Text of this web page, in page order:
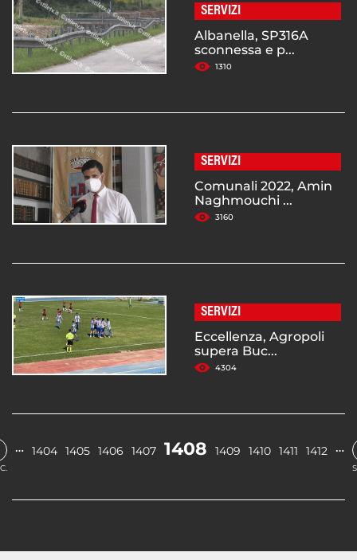
SERVIZI
Albanella, SP316A
sconnessa e p...
1310
SERVIZI
Comunali 2022, Amin
Naghmouchi ...
3160
SERVIZI
Eccellenza, Agropoli
supera Buc...
4304
… 1404 1405 1406 1407 1408 1409 1410 1411 1412 …